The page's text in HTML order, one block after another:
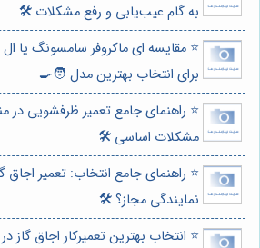
به گام عیب‌یابی و رفع مشکلات 🛠️
⭐️ مقایسه ای ماکروفر سامسونگ یا
برای انتخاب بهترین مدل 🧑‍🍳
⭐️ راهنمای جامع تعمیر ظرفشویی در
مشکلات اساسی 🛠️
⭐️ راهنمای جامع انتخاب: تعمیر اجاق
نمایندگی مجاز؟ 🛠️
⭐️ انتخاب بهترین تعمیرکار اجاق گاز